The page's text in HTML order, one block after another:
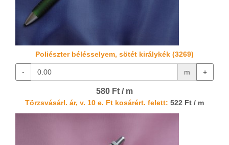
Poliészter bélésselyem, sötét királykék (3269)
- m +
580 Ft / m
Törzsvásárl. ár, v. 10 e. Ft kosárért. felett: 522 Ft / m